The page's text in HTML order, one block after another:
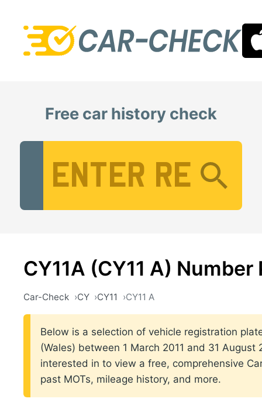
Free car history check
CY11A (CY11 A) Number
Car-Check CY CY11 CY11 A
Below is a selection of vehicle registration
(Wales) between 1 March 2011 and 31
interested in to view a free, comprehensive
past MOTs, mileage history, and more.